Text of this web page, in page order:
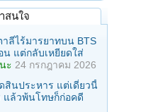
สนใจ
ลีไร้มารยาทบน BTS
น แต่กลับเหยียดใส่
ะ 24 กรกฎาคม 2026
สินประหาร แต่เดี๋ยวนี้
แล้วพ้นโทษก็ก่อคดี